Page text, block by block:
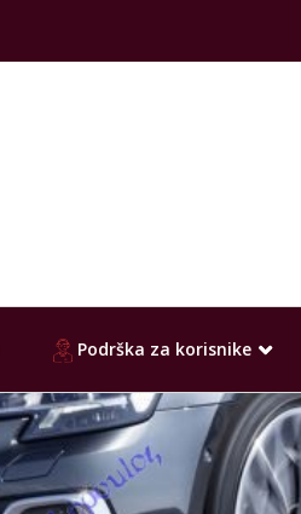
Podrška za korisnike